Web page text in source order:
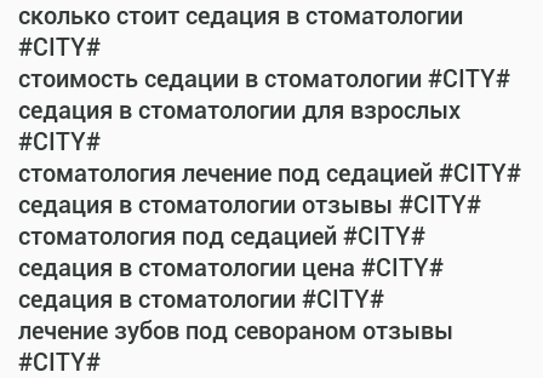
сколько стоит седация в стоматологии
#CITY#
стоимость седации в стоматологии #CITY#
седация в стоматологии для взрослых
#CITY#
стоматология лечение под седацией #CITY#
седация в стоматологии отзывы #CITY#
стоматология под седацией #CITY#
седация в стоматологии цена #CITY#
седация в стоматологии #CITY#
лечение зубов под севораном отзывы
#CITY#